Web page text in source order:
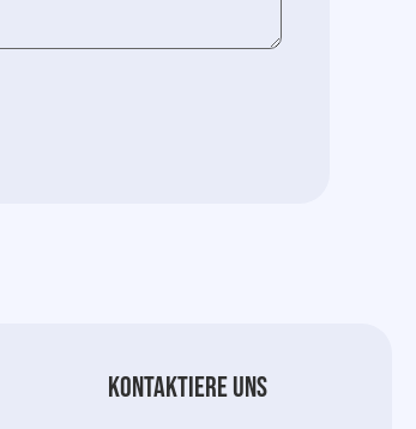
Kontaktiere uns